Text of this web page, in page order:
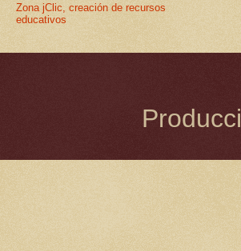
Zona jClic, creación de recursos
educativos